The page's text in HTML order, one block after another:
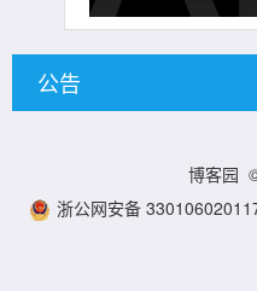
公告
博客园
浙公网安备